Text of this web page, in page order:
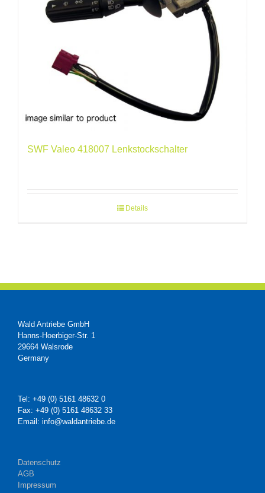
SWF Valeo 418007 Lenkstockschalter
Details
Wald Antriebe GmbH
Hanns-Hoerbiger-Str. 1
29664 Walsrode
Germany
Tel: +49 (0) 5161 48632 0
Fax: +49 (0) 5161 48632 33
Email: info@waldantriebe.de
Datenschutz
AGB
Impressum